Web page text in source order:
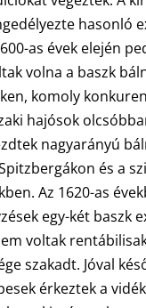
hasonló
as évek elején
volna a baszk
komoly
hajósok
nagyarányú
és a
Az 1620-as
egy-két baszk
voltak
szakadt. Jóval
érkeztek a